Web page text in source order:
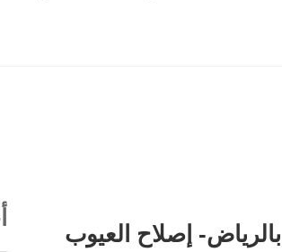
إصلاح العيوب